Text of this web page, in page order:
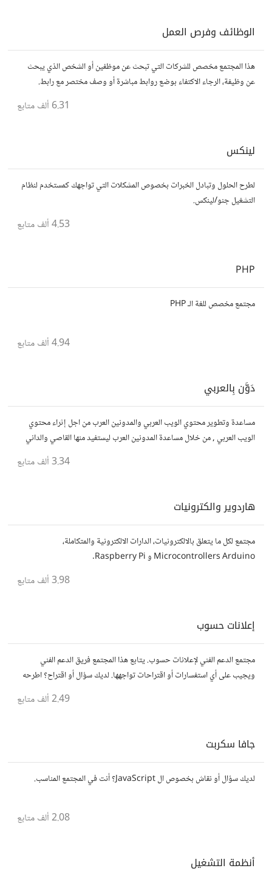
الوظائف وفرص العمل
هذا المجتمع مخصص للشركات التي تبحث عن موظفين أو الشخص الذي يبحث
عن وظيفة، الرجاء الاكتفاء بوضع روابط مباشرة أو وصف مختصر مع رابط.
6.31 ألف متابع
لينكس
لطرح الحلول وتبادل الخبرات بخصوص المشكلات التي تواجهك كمستخدم لنظام
التشغيل جنو/لينكس.
4.53 ألف متابع
PHP
مجتمع مخصص للغة الـ PHP
4.94 ألف متابع
دَوَّن بِالعربي
مساعدة وتطوير محتوي الويب العربي والمدونين العرب من اجل إثراء محتوي
الويب العربي , من خلال مساعدة المدونين العرب ليستفيد منها القاصي والداني
3.34 ألف متابع
هاردوير والكترونيات
مجتمع لكل ما يتعلق بالالكترونيات، الدارات الالكترونية والمتكاملة،
Microcontrollers Arduino و Raspberry Pi.
3.98 ألف متابع
إعلانات حسوب
مجتمع الدعم الفني لإعلانات حسوب. يتابع هذا المجتمع فريق الدعم الفني
ويجيب على أي استفسارات أو اقتراحات تواجهها. لديك سؤال أو اقتراح؟ اطرحه
2.49 ألف متابع
جافا سكربت
لديك سؤال أو نقاش بخصوص ال JavaScript؟ أنت في المجتمع المناسب.
2.08 ألف متابع
أنظمة التشغيل